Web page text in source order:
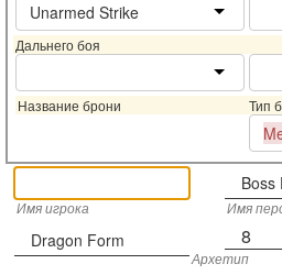
Unarmed Strike
Дальнего боя
Название брони Тип
Boss
Имя игрока Имя
Dragon Form 8
Архетип